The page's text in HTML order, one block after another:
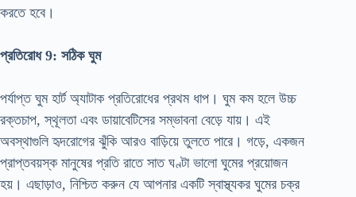
করতে হবে।
প্রতিরোধ 9: সঠিক ঘুম
পর্যাপ্ত ঘুম হার্ট অ্যাটাক প্রতিরোধের প্রথম ধাপ। ঘুম কম হলে উচ্চ
রক্তচাপ, স্থূলতা এবং ডায়াবেটিসের সম্ভাবনা বেড়ে যায়। এই
অবস্থাগুলি হৃদরোগের ঝুঁকি আরও বাড়িয়ে তুলতে পারে। গড়ে, একজন
প্রাপ্তবয়স্ক মানুষের প্রতি রাতে সাত ঘণ্টা ভালো ঘুমের প্রয়োজন
হয়। এছাড়াও, নিশ্চিত করুন যে আপনার একটি স্বাস্থ্যকর ঘুমের চক্র